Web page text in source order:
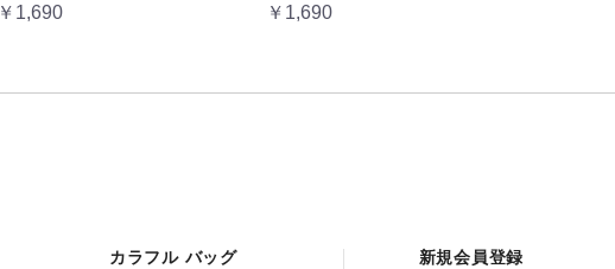
ばっく 痛バック 缶バッチ
￥1,690
ット クリア 大きめ レディ
￥1,690
カラフル バッグ 新規会員登録